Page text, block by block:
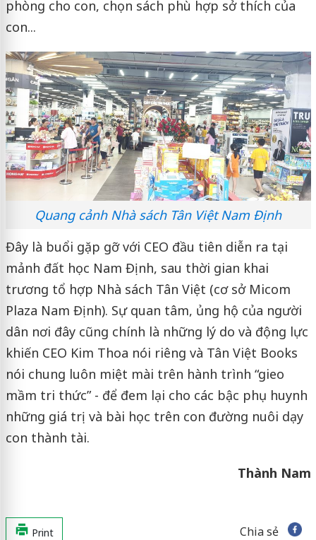
phòng cho con, chọn sách phù hợp sở thích của
con...
Quang cảnh Nhà sách Tân Việt Nam Định
Đây là buổi gặp gỡ với CEO đầu tiên diễn ra tại
mảnh đất học Nam Định, sau thời gian khai
trương tổ hợp Nhà sách Tân Việt (cơ sở Micom
Plaza Nam Định). Sự quan tâm, ủng hộ của người
dân nơi đây cũng chính là những lý do và động lực
khiến CEO Kim Thoa nói riêng và Tân Việt Books
nói chung luôn miệt mài trên hành trình “gieo
mầm tri thức” - để đem lại cho các bậc phụ huynh
những giá trị và bài học trên con đường nuôi dạy
con thành tài.
Thành Nam
Print Chia sẻ